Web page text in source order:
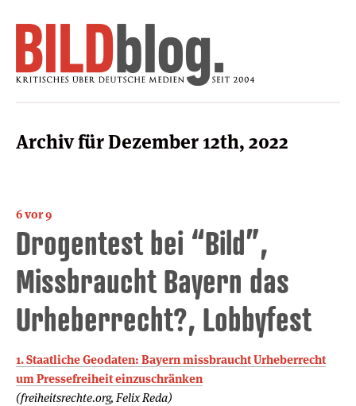
Archiv für Dezember 12th, 2022
6 vor 9
Drogentest bei “Bild”,
Missbraucht Bayern das
Urheberrecht?, Lobbyfest
1. Staatliche Geodaten: Bayern missbraucht Urheberrecht
um Pressefreiheit einzuschränken
(freiheitsrechte.org, Felix Reda)